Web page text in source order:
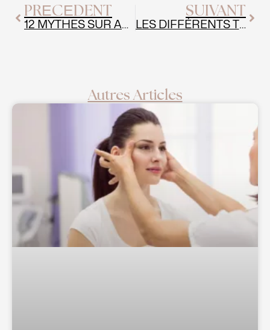
PRÉCÉDENT SUIVANT
LES DIFFÉRENTS TYPES DE PEELING CUTANÉ
Autres Articles